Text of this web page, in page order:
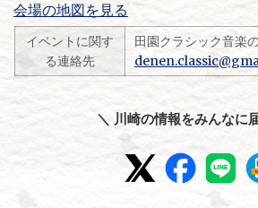
会場の地図を見る
イベントに関す
る連絡先
田園クラシック音楽
＼ 川崎の情報をみんなに